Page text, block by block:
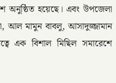
অনুষ্ঠিত হয়েছে। এবং উপজেলা
আল মামুন বাবলু, আসাদুজ্জামান
এক বিশাল মিছিল সমারেশে